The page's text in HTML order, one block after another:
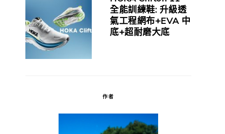
全能訓練鞋: 升級透
氣工程網布+EVA 中
底+超耐磨大底
作者